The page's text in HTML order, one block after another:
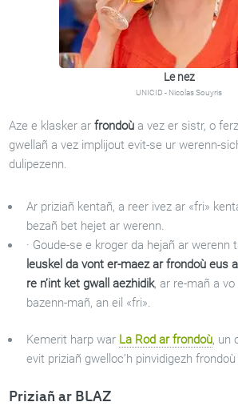
Le nez
UNICID - Nicolas Souyris
Aze e klasker ar frondoù a vez er sistr, o
gwellañ a vez implijout evit-se ur werenn-
dulipezenn.
Ar priziañ kentañ, a reer ivez ar «fri»
bezañ bet hejet ar werenn.
· Goude-se e kroger da hejañ ar
leuskel da vont er-maez ar frondoù eus
re n’int ket gwall aezhidik, ar re-mañ a
bazenn-mañ, an eil «fri».
Kemerit harp war La Rod ar frondoù, un
evit priziañ gwelloc’h pinvidigezh
Priziañ ar BLAZ